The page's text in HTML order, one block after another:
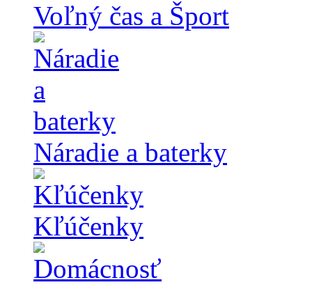
Voľný čas a Šport
Náradie a baterky
Kľúčenky